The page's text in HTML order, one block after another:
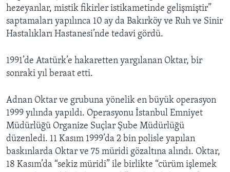
hezeyanlar, mistik fikirler istikametinde gelişmiştir”
saptamaları yapılınca 10 ay da Bakırköy ve Ruh ve Sinir
Hastalıkları Hastanesi’nde tedavi gördü.
1991’de Atatürk’e hakaretten yargılanan Oktar, bir
sonraki yıl beraat etti.
Adnan Oktar ve grubuna yönelik en büyük operasyon
1999 yılında yapıldı. Operasyonu İstanbul Emniyet
Müdürlüğü Organize Suçlar Şube Müdürlüğü
düzenledi. 11 Kasım 1999’da 2 bin polisle yapılan
baskınlarda Oktar ve 75 müridi gözaltına alındı. Oktar,
18 Kasım’da “sekiz müridi” ile birlikte “cürüm işlemek